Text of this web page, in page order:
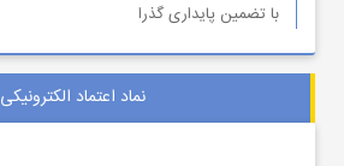
با تضمین پایداری گذرا
نماد اعتماد الکترونیکی